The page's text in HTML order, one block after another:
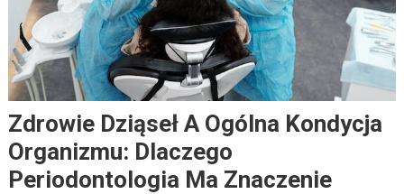
Zdrowie Dziąseł A Ogólna Kondycja
Organizmu: Dlaczego
Periodontologia Ma Znaczenie